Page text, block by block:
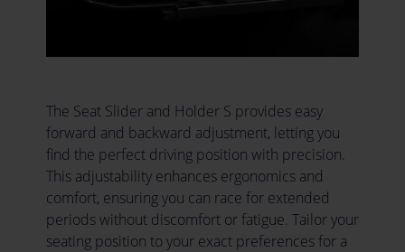
The Seat Slider and Holder S provides easy
forward and backward adjustment, letting you
find the perfect driving position with precision.
This adjustability enhances ergonomics and
comfort, ensuring you can race for extended
periods without discomfort or fatigue. Tailor your
seating position to your exact preferences for a